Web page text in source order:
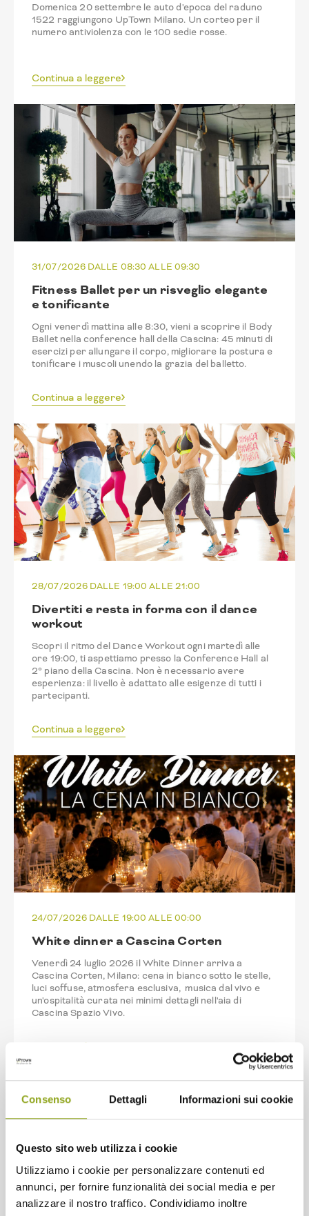
Consenso Dettagli Informazioni sui cookie
Questo sito web utilizza i cookie
Utilizziamo i cookie per personalizzare contenuti ed
annunci, per fornire funzionalità dei social media e per
analizzare il nostro traffico. Condividiamo inoltre
Domenica 20 settembre le auto d'epoca del raduno
1522 raggiungono UpTown Milano. Un corteo per il
numero antiviolenza con le 100 sedie rosse.
Continua a leggere
31/07/2026 DALLE 08:30 ALLE 09:30
Fitness Ballet per un risveglio elegante
e tonificante
Ogni venerdì mattina alle 8:30, vieni a scoprire il Body
Ballet nella conference hall della Cascina: 45 minuti di
esercizi per allungare il corpo, migliorare la postura e
tonificare i muscoli unendo la grazia del balletto.
Continua a leggere
28/07/2026 DALLE 19:00 ALLE 21:00
Divertiti e resta in forma con il dance
workout
Scopri il ritmo del Dance Workout ogni martedì alle
ore 19:00, ti aspettiamo presso la Conference Hall al
2° piano della Cascina. Non è necessario avere
esperienza: il livello è adattato alle esigenze di tutti i
partecipanti.
Continua a leggere
24/07/2026 DALLE 19:00 ALLE 00:00
White dinner a Cascina Corten
Venerdì 24 luglio 2026 il White Dinner arriva a
Cascina Corten, Milano: cena in bianco sotto le stelle,
luci soffuse, atmosfera esclusiva, musica dal vivo e
un'ospitalità curata nei minimi dettagli nell'aia di
Cascina Spazio Vivo.
Continua a leggere